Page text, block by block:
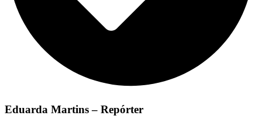
Eduarda Martins – Repórter